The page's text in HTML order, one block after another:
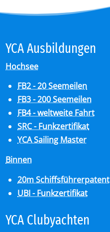
YCA Aus­bil­dun­gen
Hochsee
FB2 - 20 Seemeilen
FB3 - 200 Seemeilen
FB4 - weltweite Fahrt
SRC - Funkzertifikat
YCA Sailing Master
Binnen
20m Schiffsführerpatent
UBI - Funkzertifikat
YCA Club­y­ach­ten